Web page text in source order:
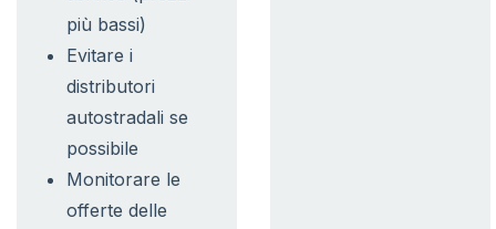
più bassi)
Evitare i
distributori
autostradali se
possibile
Monitorare le
offerte delle